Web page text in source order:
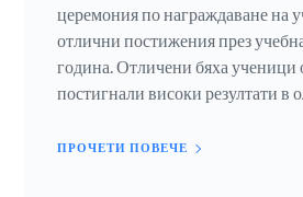
церемония по награждаване на
отлични постижения през
година. Отличени бяха ученици
постигнали високи резултати в
ПРОЧЕТИ ПОВЕЧЕ